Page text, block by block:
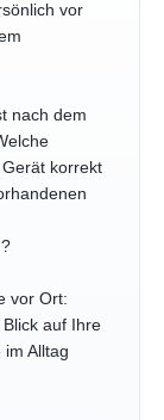
vor
nach dem
korrekt
vor Ort:
auf Ihre
Alltag